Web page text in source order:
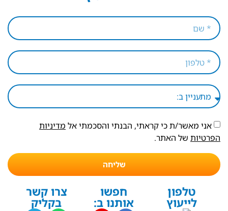
אני מאשר/ת כי קראתי, הבנתי והסכמתי אל מדיניות
הפרטיות של האתר.
שליחה
טלפון
לייעוץ
חפשו
אותנו ב:
צרו קשר
בקליק